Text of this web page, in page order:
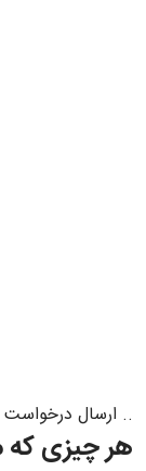
.. ارسال
هر چیزی که